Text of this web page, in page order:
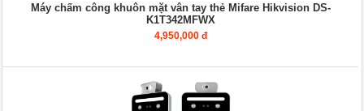
Máy chấm công khuôn mặt vân tay thẻ Mifare Hikvision DS-
K1T342MFWX
4,950,000 đ